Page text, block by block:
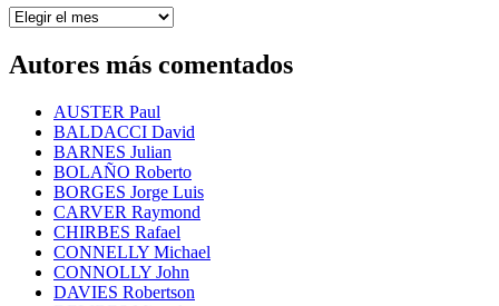
Buscar
fecha
Autores más comentados
AUSTER Paul
BALDACCI David
BARNES Julian
BOLAÑO Roberto
BORGES Jorge Luis
CARVER Raymond
CHIRBES Rafael
CONNELLY Michael
CONNOLLY John
DAVIES Robertson